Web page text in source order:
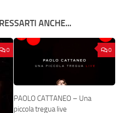
ANCHE...
0 0
PAOLO CATTANEO – Una
piccola tregua live